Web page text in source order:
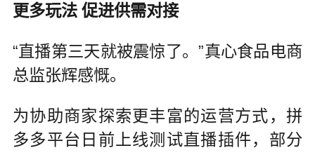
更多玩法 促进供需对接
“直播第三天就被震惊了。”真心食品电商
总监张辉感慨。
为协助商家探索更丰富的运营方式，拼
多多平台日前上线测试直播插件，部分